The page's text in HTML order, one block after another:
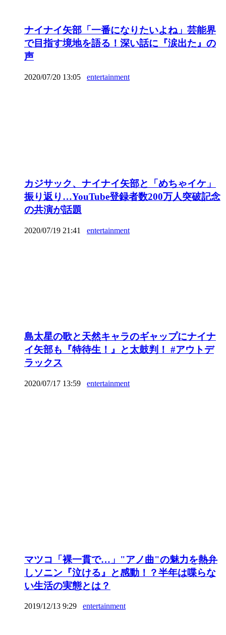
ナイナイ矢部「一番になりたいよね」芸能界
で目指す境地を語る！深い話に『涙出た』の
声
2020/07/20 13:05 entertainment
カジサック、ナイナイ矢部と「めちゃイケ」
振り返り…YouTube登録者数200万人突破記念
の共演が話題
2020/07/19 21:41 entertainment
島太星の歌と天然キャラのギャップにナイナ
イ矢部も『特待生！』と太鼓判！ #アウトデ
ラックス
2020/07/17 13:59 entertainment
マツコ「裸一貫で…」"アノ曲"の魅力を熱弁
しソニン『泣ける』と感動！？半年は喋らな
い生活の実態とは？
2019/12/13 9:29 entertainment